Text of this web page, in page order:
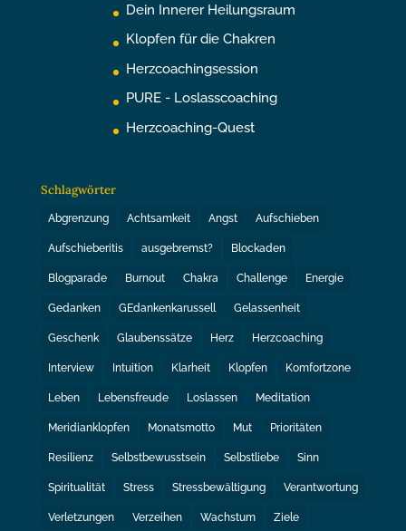
Dein Innerer Heilungsraum
Klopfen für die Chakren
Herzcoachingsession
PURE - Loslasscoaching
Herzcoaching-Quest
Schlagwörter
Abgrenzung Achtsamkeit Angst Aufschieben
Aufschieberitis ausgebremst? Blockaden
Blogparade Burnout Chakra Challenge Energie
Gedanken GEdankenkarussell Gelassenheit
Geschenk Glaubenssätze Herz Herzcoaching
Interview Intuition Klarheit Klopfen Komfortzone
Leben Lebensfreude Loslassen Meditation
Meridianklopfen Monatsmotto Mut Prioritäten
Resilienz Selbstbewusstsein Selbstliebe Sinn
Spiritualität Stress Stressbewältigung Verantwortung
Verletzungen Verzeihen Wachstum Ziele